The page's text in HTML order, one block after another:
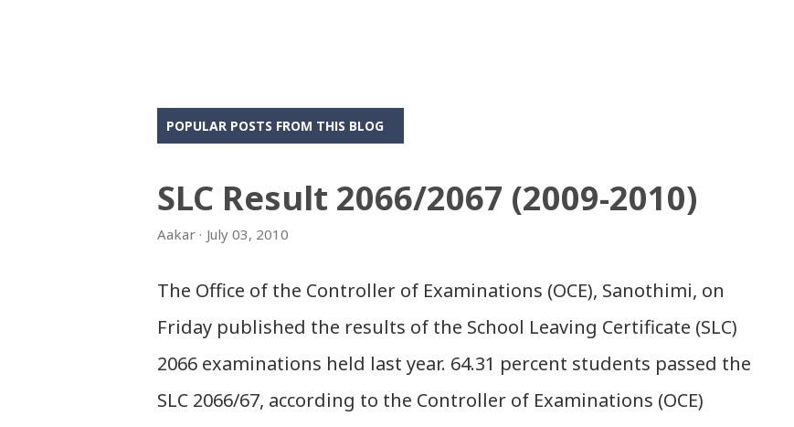
POPULAR POSTS FROM THIS BLOG
SLC Result 2066/2067 (2009-2010)
Aakar July 03, 2010
The Office of the Controller of Examinations (OCE), Sanothimi, on
Friday published the results of the School Leaving Certificate (SLC)
2066 examinations held last year. 64.31 percent students passed the
SLC 2066/67, according to the Controller of Examinations (OCE)